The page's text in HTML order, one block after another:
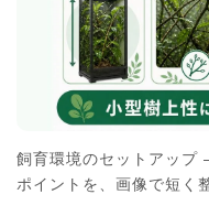
飼育環境のセットアップ
ポイントを、画像で短く